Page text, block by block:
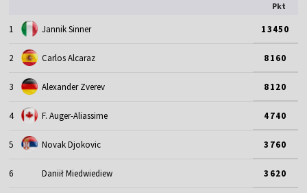
Pkt
1 Jannik Sinner 13450
2 Carlos Alcaraz 8160
3 Alexander Zverev 8120
4 F. Auger-Aliassime 4740
5 Novak Djokovic 3760
6 Daniił Miedwiediew 3620